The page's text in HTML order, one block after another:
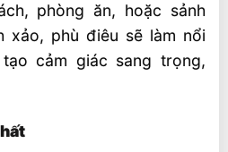
phòng ăn, hoặc sảnh
xảo, phù điêu sẽ làm nổi
cảm giác sang trọng,